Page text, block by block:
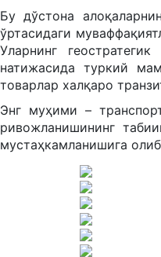
Бу дўстона
ўртасидаги
Уларнинг
натижасида туркий
товарлар халқаро
Энг муҳими –
ривожланишининг
мустаҳкамланишига